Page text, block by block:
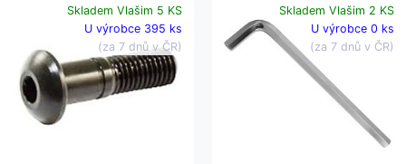
Skladem Vlašim 5 KS
U výrobce 395 ks
(za 7 dnů v ČR)
Skladem Vlašim 2 KS
U výrobce 0 ks
(za 7 dnů v ČR)